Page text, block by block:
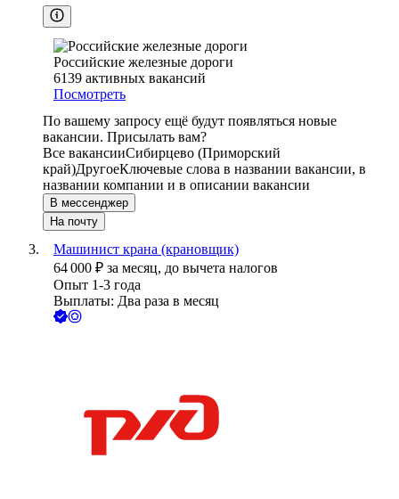
Российские железные дороги
6139 активных вакансий
Посмотреть
По вашему запросу ещё будут появляться новые
вакансии. Присылать вам?
Все вакансииСибирцево (Приморский
край)ДругоеКлючевые слова в названии вакансии, в
названии компании и в описании вакансии
В мессенджер
На почту
Машинист крана (крановщик)
64 000 ₽ за месяц, до вычета налогов
Опыт 1-3 года
Выплаты: Два раза в месяц